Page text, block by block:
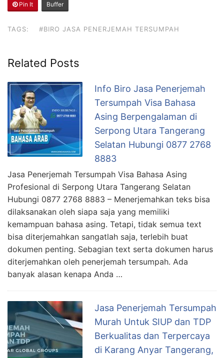
Pin It Buffer
TAGS: #BIRO JASA PENERJEMAH TERSUMPAH
Related Posts
Info Biro Jasa Penerjemah
Tersumpah Visa Bahasa
Asing Berpengalaman di
Serpong Utara Tangerang
Selatan Hubungi 0877 2768
8883
Jasa Penerjemah Tersumpah Visa Bahasa Asing
Profesional di Serpong Utara Tangerang Selatan
Hubungi 0877 2768 8883 – Menerjemahkan teks bisa
dilaksanakan oleh siapa saja yang memiliki
kemampuan bahasa asing. Tetapi, tidak semua text
bisa diterjemahkan sangatlah saja, terlebih buat
dokumen penting. Sebagian text serta dokumen harus
diterjemahkan oleh penerjemah tersumpah. Ada
banyak alasan kenapa Anda …
Jasa Penerjemah Tersumpah
Murah Untuk SIUP dan TDP
Berkualitas dan Terpercaya
di Karang Anyar Tangerang,